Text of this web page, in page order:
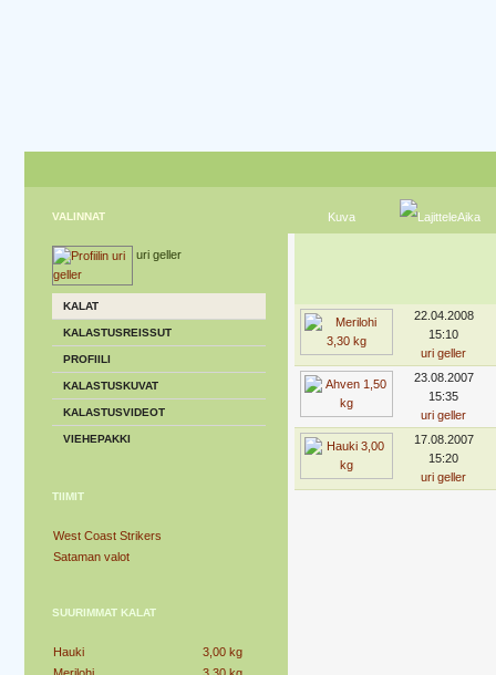
VALINNAT
uri geller
KALAT
KALASTUSREISSUT
PROFIILI
KALASTUSKUVAT
KALASTUSVIDEOT
VIEHEPAKKI
TIIMIT
West Coast Strikers
Sataman valot
SUURIMMAT KALAT
Hauki
3,00 kg
Kuva Aika
22.04.2008
15:10
uri geller
23.08.2007
15:35
uri geller
17.08.2007
15:20
uri geller